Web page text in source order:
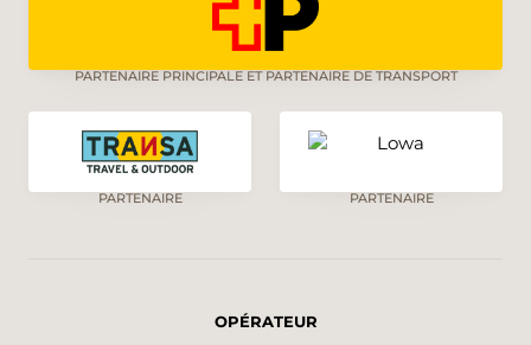
PARTENAIRE PRINCIPALE ET PARTENAIRE DE TRANSPORT
PARTENAIRE PARTENAIRE
OPÉRATEUR